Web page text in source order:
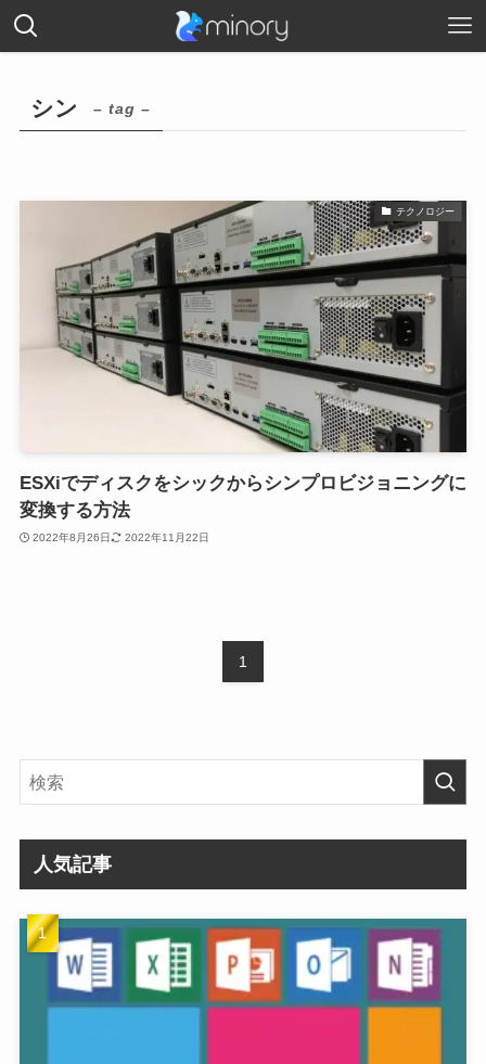
シン – tag –
テクノロジー
ESXiでディスクをシックからシンプロビジョニングに
変換する方法
2022年8月26日 2022年11月22日
1
人気記事